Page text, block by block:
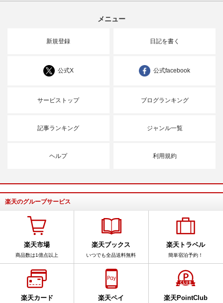
メニュー
新規登録 日記を書く
公式X 公式facebook
サービストップ ブログランキング
記事ランキング ジャンル一覧
ヘルプ 利用規約
楽天のグループサービス
楽天市場
商品数は1億点以上
楽天ブックス
いつでも全品送料無料
楽天トラベル
簡単宿泊予約！
楽天カード 楽天ペイ 楽天PointClub